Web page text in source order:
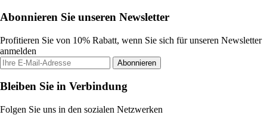
Abonnieren Sie unseren Newsletter
Profitieren Sie von 10% Rabatt, wenn Sie sich für unseren Newsletter
anmelden
Abonnieren
Bleiben Sie in Verbindung
Folgen Sie uns in den sozialen Netzwerken